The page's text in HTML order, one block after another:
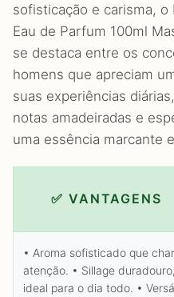
sofisticação e carisma,
Eau de Parfum 100ml
se destaca entre os
homens que apreciam
suas experiências
notas amadeiradas e
uma essência marcante
✅ VANTAGENS
• Aroma sofisticado que
atenção. • Sillage duradouro,
ideal para o dia todo. •